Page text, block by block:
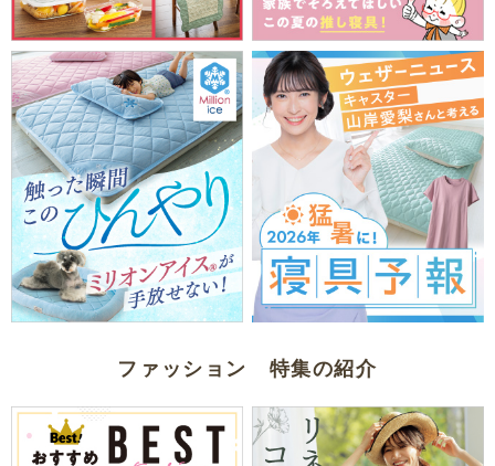
ファッション 特集の紹介